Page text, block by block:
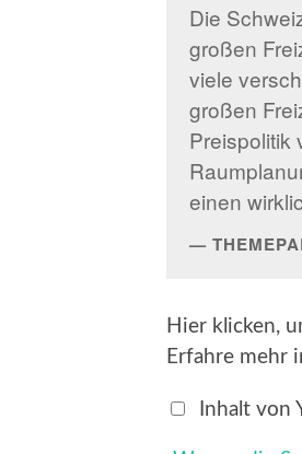
Die
großen
viele
großen
Preispolitik
einen
„Warum
die
Schweiz
baut“
Hier klicken,
Erfahre mehr
Inhalt von